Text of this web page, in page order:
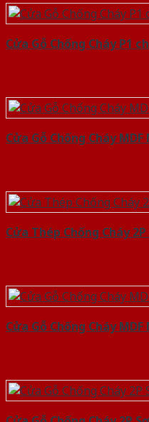
Cửa Gỗ Chống Cháy P1
Cửa Gỗ Chống Cháy
Cửa Thép Chống Cháy
Cửa Gỗ Chống Cháy